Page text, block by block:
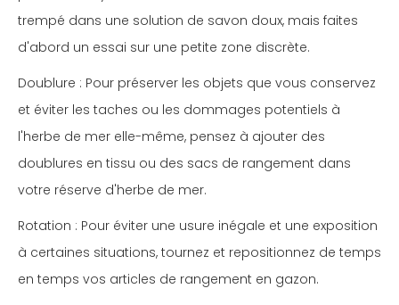
trempé dans une solution de savon doux, mais faites
d'abord un essai sur une petite zone discrète.
Doublure : Pour préserver les objets que vous conservez
et éviter les taches ou les dommages potentiels à
l'herbe de mer elle-même, pensez à ajouter des
doublures en tissu ou des sacs de rangement dans
votre réserve d'herbe de mer.
Rotation : Pour éviter une usure inégale et une exposition
à certaines situations, tournez et repositionnez de temps
en temps vos articles de rangement en gazon.